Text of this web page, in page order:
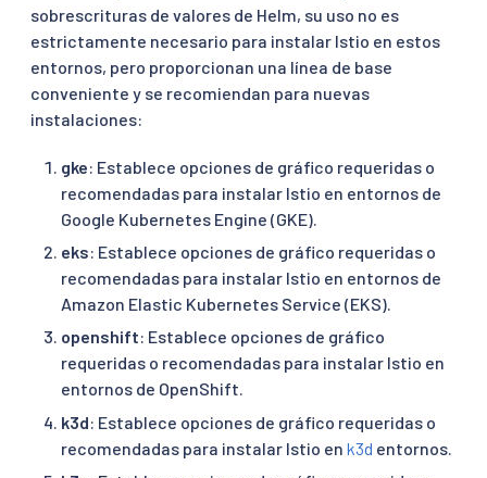
sobrescrituras de valores de Helm, su uso no es
estrictamente necesario para instalar Istio en estos
entornos, pero proporcionan una línea de base
conveniente y se recomiendan para nuevas
instalaciones:
gke: Establece opciones de gráfico requeridas o
recomendadas para instalar Istio en entornos de
Google Kubernetes Engine (GKE).
eks: Establece opciones de gráfico requeridas o
recomendadas para instalar Istio en entornos de
Amazon Elastic Kubernetes Service (EKS).
openshift: Establece opciones de gráfico
requeridas o recomendadas para instalar Istio en
entornos de OpenShift.
k3d: Establece opciones de gráfico requeridas o
recomendadas para instalar Istio en k3d entornos.